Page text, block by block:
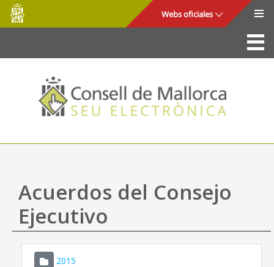
Saltar al contenido principal
Consell
de
Mallorca
Webs oficiales
La Sede
Consejo de Mallorca
Acceso y seguridad
Utilidades
Mapa web
Ayuda
Acuerdos del Consejo
Ejecutivo
2015